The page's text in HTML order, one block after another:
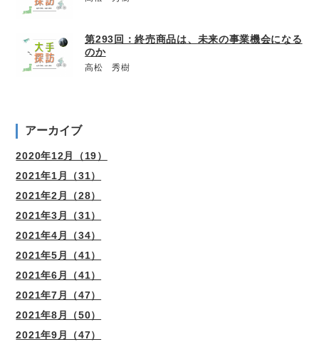
第293回：終売商品は、未来の事業機会になる
のか
高松 秀樹
アーカイブ
2020年12月（19）
2021年1月（31）
2021年2月（28）
2021年3月（31）
2021年4月（34）
2021年5月（41）
2021年6月（41）
2021年7月（47）
2021年8月（50）
2021年9月（47）